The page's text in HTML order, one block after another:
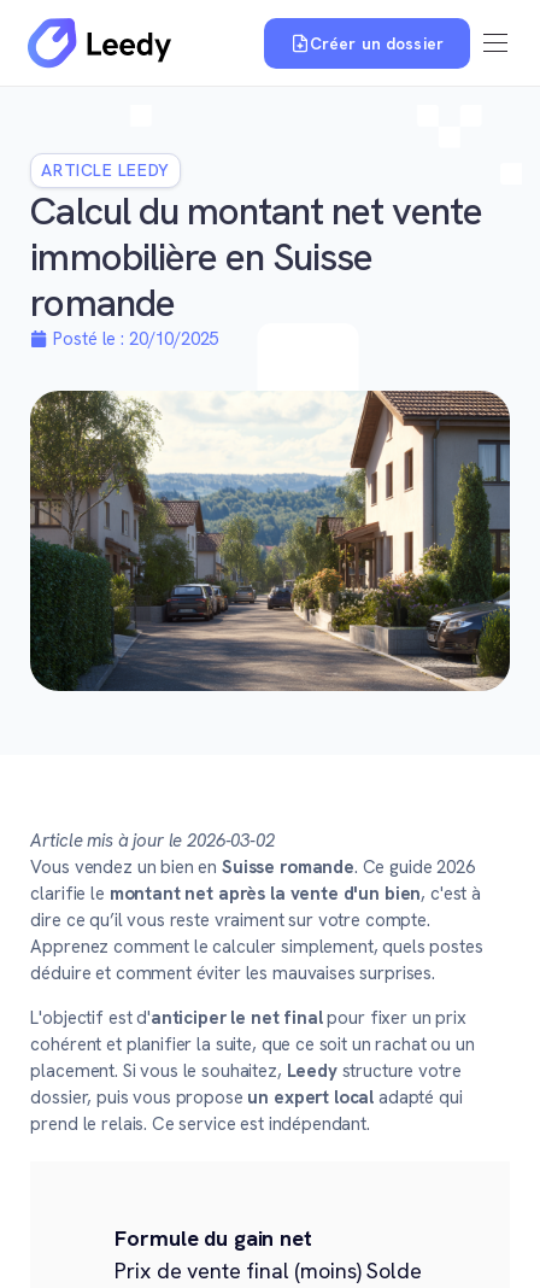
Créer un dossier
ARTICLE LEEDY
Calcul du montant net vente
immobilière en Suisse
romande
Posté le : 20/10/2025
Article mis à jour le 2026-03-02
Vous vendez un bien enSuisse romande. Ce guide 2026
clarifie le montant net après la vente d'un bien, c'est à
dire ce qu’il vous reste vraiment sur votre compte.
Apprenez comment le calculer simplement, quels postes
déduire et comment éviter les mauvaises surprises.
L'objectif est d'anticiper le net finalpour fixer un prix
cohérent et planifier la suite, que ce soit un rachat ou un
placement. Si vous le souhaitez, Leedystructure votre
dossier, puis vous propose un expert local adapté qui
prend le relais. Ce service est indépendant.
Formule du gain net
Prix de vente final (moins) Solde